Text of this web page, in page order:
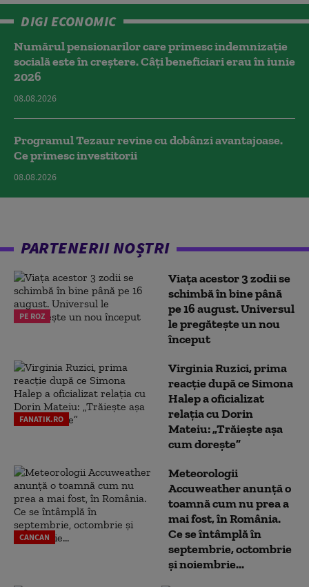
DIGI ECONOMIC
Numărul pensionarilor care primesc indemnizaţie
socială este în creștere. Câți beneficiari erau în iunie
2026
08.08.2026
Programul Tezaur revine cu dobânzi avantajoase.
Ce primesc investitorii
08.08.2026
PARTENERII NOȘTRI
PE ROZ
Viața acestor 3 zodii se
schimbă în bine până
pe 16 august. Universul
le pregătește un nou
început
FANATIK.RO
Virginia Ruzici, prima
reacție după ce Simona
Halep a oficializat
relația cu Dorin
Mateiu: „Trăiește așa
cum dorește”
CANCAN
Meteorologii
Accuweather anunță o
toamnă cum nu prea a
mai fost, în România.
Ce se întâmplă în
septembrie, octombrie
și noiembrie...